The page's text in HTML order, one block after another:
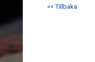
<< Tillbaka